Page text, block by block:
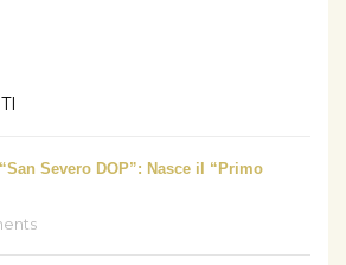
Severo DOP”: Nasce il “Primo